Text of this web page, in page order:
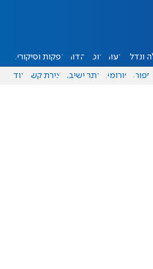
ונדל"ן דעות אוכל יהדות הפקות וסיקורים
ספורט פורומים אתר ישיבה יצירת קשר עוד